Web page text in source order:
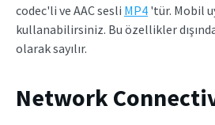
codec'li ve AAC sesli MP4 'tür. Mobil
kullanabilirsiniz. Bu özellikler
olarak sayılır.
Network